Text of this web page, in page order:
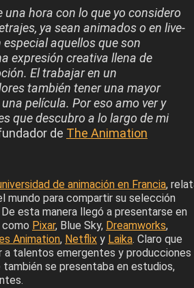
una hora con lo que yo considero
ya sean animados o en live-
aquellos que son
expresión creativa llena de
El trabajar en un
también tener una mayor
película. Por eso amo ver y
que descubro a lo largo de mi
de The Animation
de animación en Francia,
mundo para compartir su selección
esta manera llegó a presentarse en
Pixar, Blue Sky, Dreamworks,
Animation, Netflix y Laika. Claro que
a talentos emergentes y producciones
se presentaba en estudios,